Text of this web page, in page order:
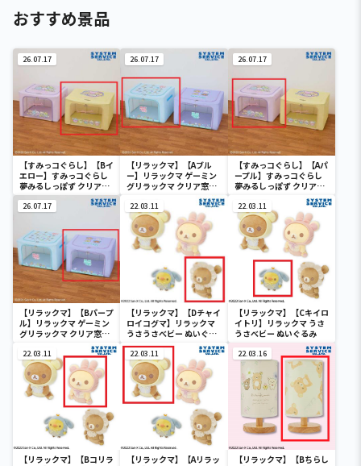
おすすめ景品
26.07.17
【すみっコぐらし】【Bイ
エロー】すみっコぐらし
夢みるしっぽず クリア窓
付き収納ボックス
26.07.17
【リラックマ】【Aブル
ー】リラックマ ゲーミン
グリラックマ クリア窓付
26.07.17
【すみっコぐらし】【Aパ
ープル】すみっコぐらし
夢みるしっぽず クリア窓
26.07.17
【リラックマ】【Bパープ
ル】リラックマ ゲーミン
グリラックマ クリア窓付
22.03.11
【リラックマ】【Dチャイ
ロイコグマ】リラックマ
うさうさべビー ぬいぐる
み
22.03.11
【リラックマ】【Cキイロ
イトリ】リラックマ うさ
うさべビー ぬいぐるみ
22.03.11
【リラックマ】【Bコリラ
22.03.11
【リラックマ】【Aリラッ
22.03.16
【リラックマ】【Bちらし